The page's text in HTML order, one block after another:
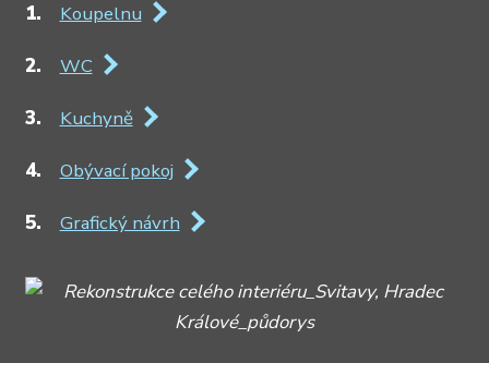
Koupelnu
WC
Kuchyně
Obývací pokoj
Grafický návrh